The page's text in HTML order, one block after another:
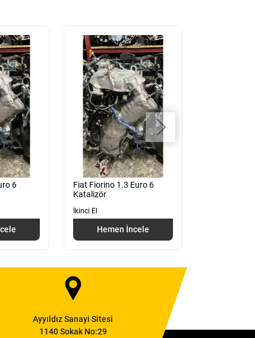
6
Fiat Fiorino 1.3 Euro 6
Katalizör
İkinci El
Hemen İncele
Ayyıldız Sanayi Sitesi
1140 Sokak No:29